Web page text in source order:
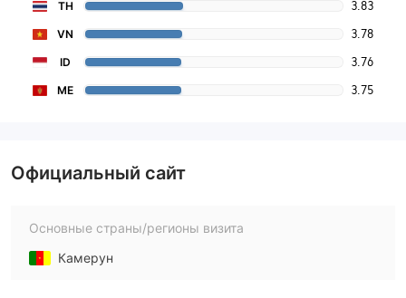
TH 3.83
VN 3.78
ID 3.76
ME 3.75
Официальный сайт
Основные страны/регионы визита
Камерун